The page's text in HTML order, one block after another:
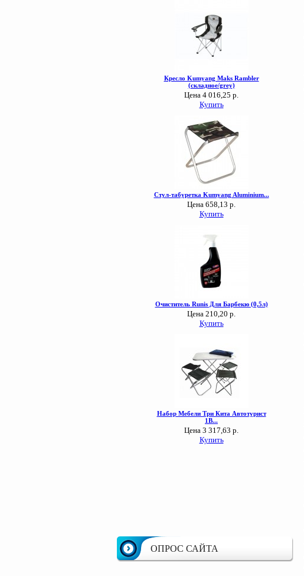
ОПРОС САЙТА